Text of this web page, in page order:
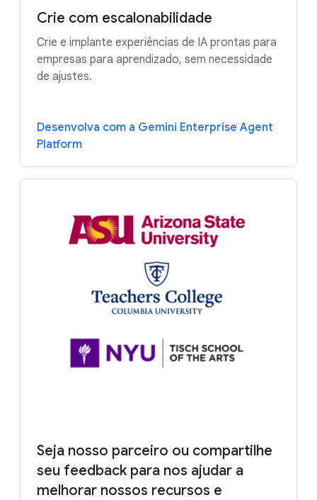
Crie com escalonabilidade
Crie e implante experiências de IA prontas para
empresas para aprendizado, sem necessidade
de ajustes.
Desenvolva com a Gemini Enterprise Agent
Platform
Seja nosso parceiro ou compartilhe
seu feedback para nos ajudar a
melhorar nossos recursos e